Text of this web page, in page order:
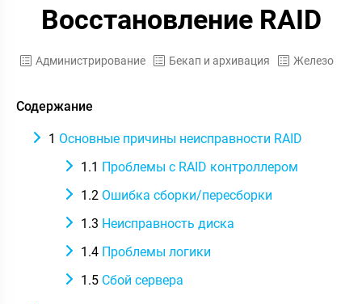
Восстановление RAID
Администрирование Бекап и архивация Железо
Содержание
1 Основные причины неисправности RAID
1.1 Проблемы c RAID контроллером
1.2 Ошибка сборки/пересборки
1.3 Неисправность диска
1.4 Проблемы логики
1.5 Сбой сервера